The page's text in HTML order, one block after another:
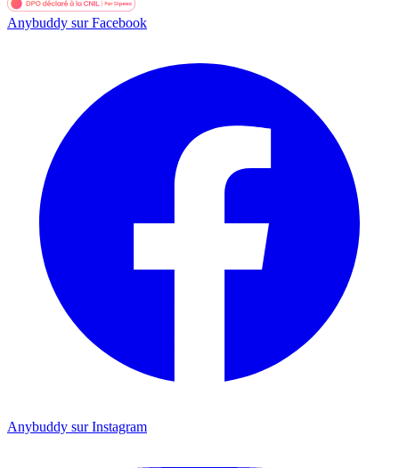
Anybuddy sur Facebook
Anybuddy sur Instagram